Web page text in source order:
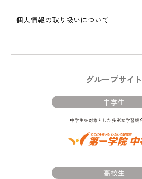
個人情報の取り扱いについて
グループサイト
中学生
高校生